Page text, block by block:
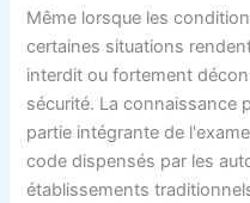
Même lorsque les
certaines situations
interdit ou fortement
sécurité. La connaissance
partie intégrante de
code dispensés par les
établissements